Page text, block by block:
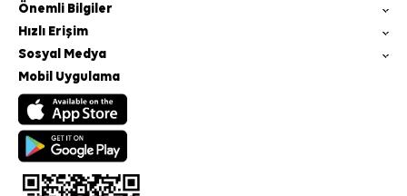
Önemli Bilgiler
Hızlı Erişim
Sosyal Medya
Mobil Uygulama